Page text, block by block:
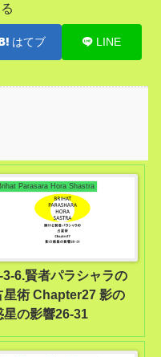
はてブ LINE
Parasara Hora Shastra
3-6.賢者パラシャラの
星術 Chapter27 影の
星の影響26-31